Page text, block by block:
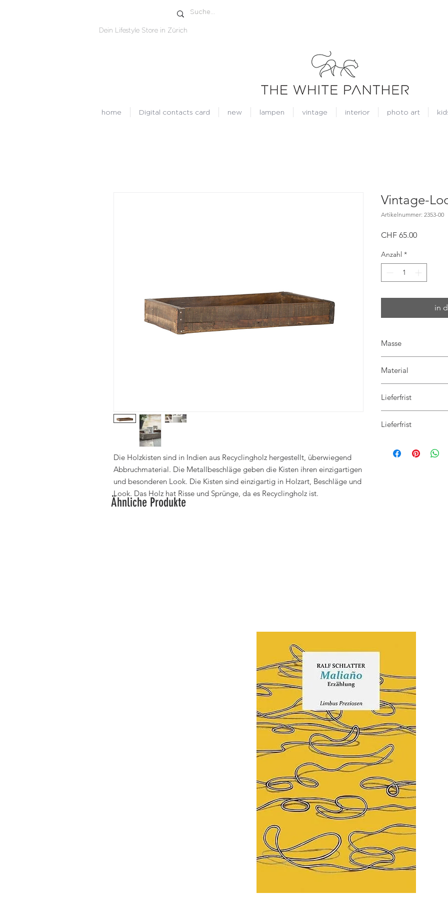
Dein Lifestyle Store in Zürich
home Digital contacts card new lampen vintage interior photo art
Die Holzkisten sind in Indien aus Recyclingholz hergestellt, überwiegend
Abbruchmaterial. Die Metallbeschläge geben die Kisten ihren einzigartigen
und besonderen Look. Die Kisten sind einzigartig in Holzart, Beschläge und
Look. Das Holz hat Risse und Sprünge, da es Recyclingholz ist.
Vintage-
Artikelnummer: 2353-00
CHF 65.00Preis
Anzahl *
in
Masse
Material
Lieferfrist
abholbar
Lieferfrist
abholbar
Ähnliche Produkte